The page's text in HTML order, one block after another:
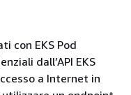
con EKS Pod
dall’API EKS
a Internet in